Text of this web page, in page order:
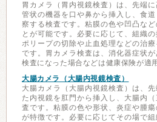
胃カメラ（胃内視鏡検査）は、先端
管状の機器を口や鼻から挿入し、食
察する検査です。粘膜の色や凹凸な
とが可能です。必要に応じて、組織の
ポリープの切除や止血処理などの治
です。胃カメラ検査は、消化器症状
検査になった場合などは健康保険が適
大腸カメラ（大腸内視鏡検査）
大腸カメラ（大腸内視鏡検査）は、
た内視鏡を肛門から挿入し、大腸内
査です。粘膜の色や形状、炎症や腫
が特徴です。必要に応じてその場で組